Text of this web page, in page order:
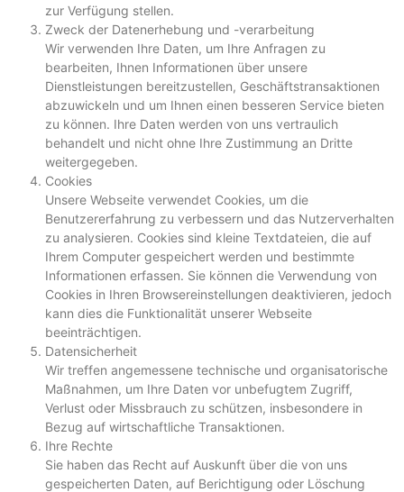
zur Verfügung stellen.
Zweck der Datenerhebung und -verarbeitung
Wir verwenden Ihre Daten, um Ihre Anfragen zu
bearbeiten, Ihnen Informationen über unsere
Dienstleistungen bereitzustellen, Geschäftstransaktionen
abzuwickeln und um Ihnen einen besseren Service bieten
zu können. Ihre Daten werden von uns vertraulich
behandelt und nicht ohne Ihre Zustimmung an Dritte
weitergegeben.
Cookies
Unsere Webseite verwendet Cookies, um die
Benutzererfahrung zu verbessern und das Nutzerverhalten
zu analysieren. Cookies sind kleine Textdateien, die auf
Ihrem Computer gespeichert werden und bestimmte
Informationen erfassen. Sie können die Verwendung von
Cookies in Ihren Browsereinstellungen deaktivieren, jedoch
kann dies die Funktionalität unserer Webseite
beeinträchtigen.
Datensicherheit
Wir treffen angemessene technische und organisatorische
Maßnahmen, um Ihre Daten vor unbefugtem Zugriff,
Verlust oder Missbrauch zu schützen, insbesondere in
Bezug auf wirtschaftliche Transaktionen.
Ihre Rechte
Sie haben das Recht auf Auskunft über die von uns
gespeicherten Daten, auf Berichtigung oder Löschung